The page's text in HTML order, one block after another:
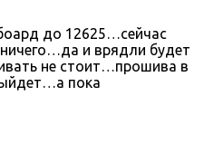
до 12625…сейчас
и врядли будет
не стоит…прошива в
пока